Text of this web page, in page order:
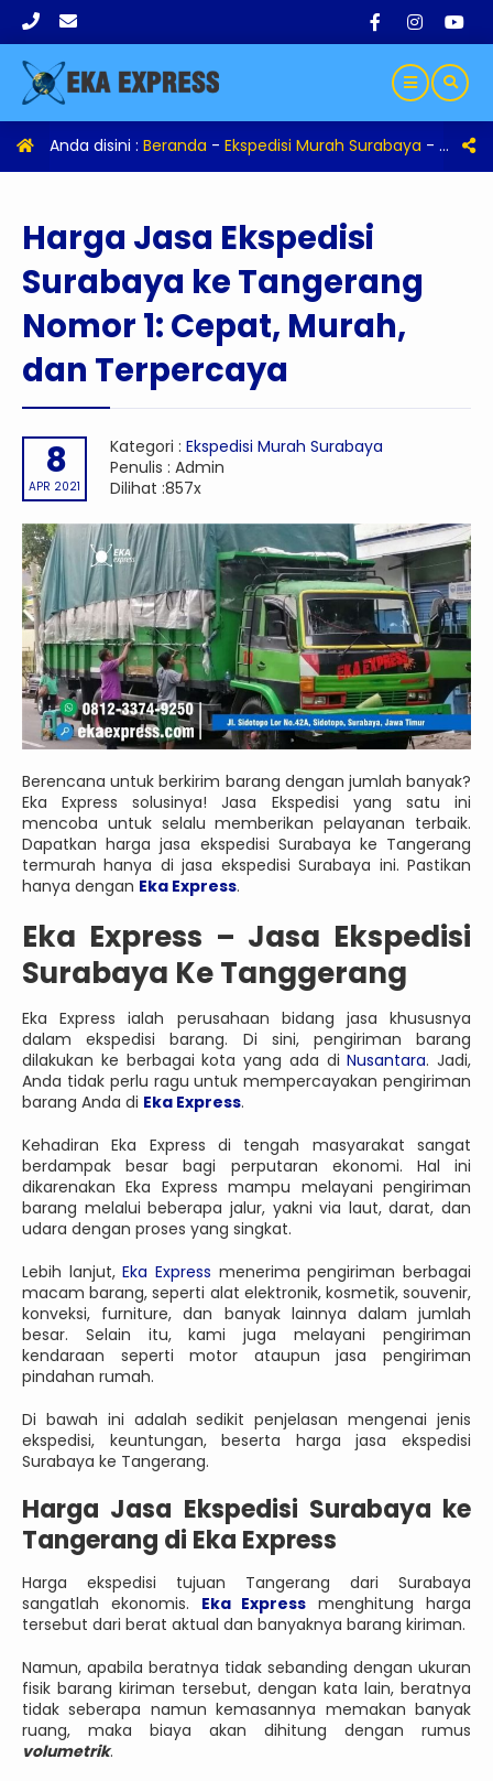
Anda disini : Beranda - Ekspedisi Murah Surabaya - Harga
Harga Jasa Ekspedisi
Surabaya ke Tangerang
Nomor 1: Cepat, Murah,
dan Terpercaya
8
APR 2021
Kategori : Ekspedisi Murah Surabaya
Penulis : Admin
Dilihat :857x
Berencana untuk berkirim barang dengan jumlah banyak?
Eka Express solusinya! Jasa Ekspedisi yang satu ini
mencoba untuk selalu memberikan pelayanan terbaik.
Dapatkan harga jasa ekspedisi Surabaya ke Tangerang
termurah hanya di jasa ekspedisi Surabaya ini. Pastikan
hanya dengan Eka Express.
Eka Express – Jasa Ekspedisi
Surabaya Ke Tanggerang
Eka Express ialah perusahaan bidang jasa khususnya
dalam ekspedisi barang. Di sini, pengiriman barang
dilakukan ke berbagai kota yang ada diNusantara. Jadi,
Anda tidak perlu ragu untuk mempercayakan pengiriman
barang Anda di Eka Express.
Kehadiran Eka Express di tengah masyarakat sangat
berdampak besar bagi perputaran ekonomi. Hal ini
dikarenakan Eka Express mampu melayani pengiriman
barang melalui beberapa jalur, yakni via laut, darat, dan
udara dengan proses yang singkat.
Lebih lanjut,Eka Express menerima pengiriman berbagai
macam barang, seperti alat elektronik, kosmetik, souvenir,
konveksi, furniture, dan banyak lainnya dalam jumlah
besar. Selain itu, kami juga melayani pengiriman
kendaraan seperti motor ataupun jasa pengiriman
pindahan rumah.
Di bawah ini adalah sedikit penjelasan mengenai jenis
ekspedisi, keuntungan, beserta harga jasa ekspedisi
Surabaya ke Tangerang.
Harga Jasa Ekspedisi Surabaya ke
Tangerang di Eka Express
Harga ekspedisi tujuan Tangerang dari Surabaya
sangatlah ekonomis. Eka Express menghitung harga
tersebut dari berat aktual dan banyaknya barang kiriman.
Namun, apabila beratnya tidak sebanding dengan ukuran
fisik barang kiriman tersebut, dengan kata lain, beratnya
tidak seberapa namun kemasannya memakan banyak
ruang, maka biaya akan dihitung dengan rumus
volumetrik.